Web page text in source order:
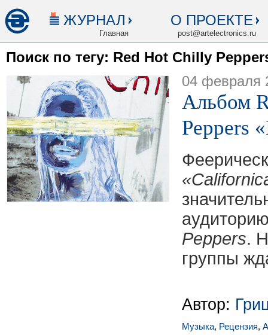
ЖУРНАЛ
Главная
О ПРОЕКТЕ
post@artelectronics.ru
Поиск по тегу: Red Hot Chilly
04 февраля
Альбом
Peppers
Peppers.
группы
Автор:
Музыка, Рецензия,